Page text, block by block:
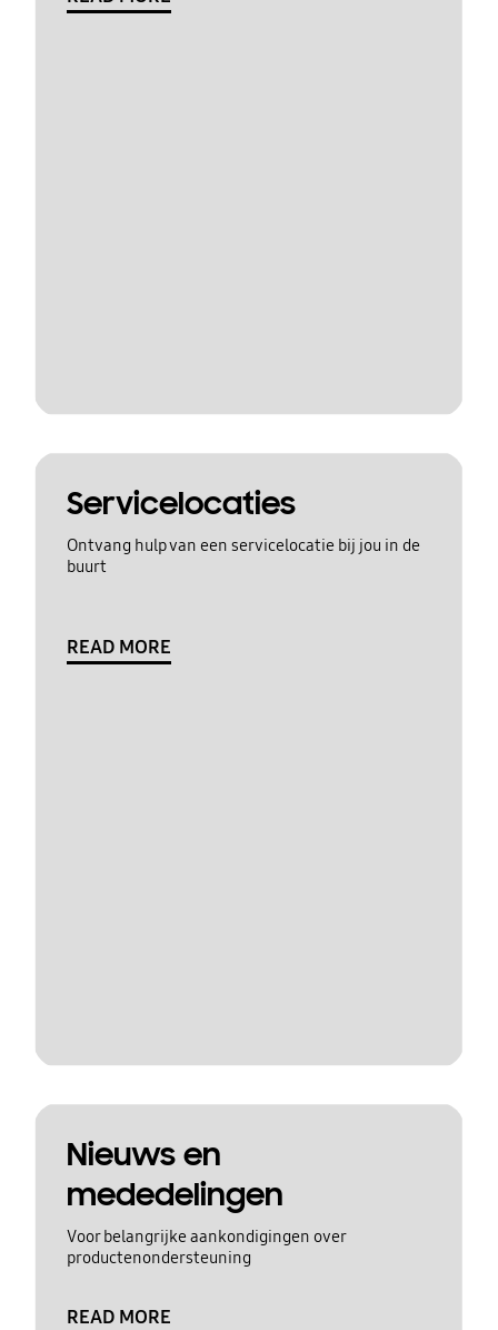
Servicelocaties
Ontvang hulp van een servicelocatie bij jou in de
buurt
READ MORE
Nieuws en
mededelingen
Voor belangrijke aankondigingen over
productenondersteuning
READ MORE